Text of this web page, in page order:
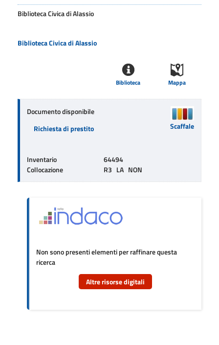
Biblioteca Civica di Alassio
Biblioteca Civica di Alassio
Mappa
Biblioteca
Documento disponibile
Richiesta di prestito
Inventario
64494
Collocazione
R3   LA   NON
Scaffale
Non sono presenti elementi per raffinare questa
ricerca
Altre risorse digitali